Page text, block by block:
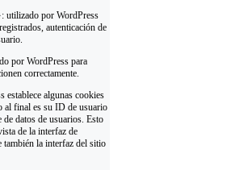
utilizado por WordPress
autenticación de
por WordPress para
correctamente.
algunas cookies
final es su ID de usuario
datos de usuarios. Esto
de la interfaz de
también la interfaz del sitio